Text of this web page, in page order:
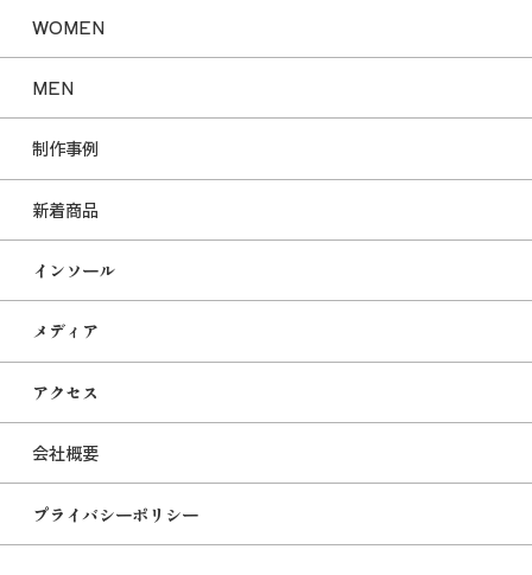
WOMEN
MEN
制作事例
新着商品
インソール
メディア
アクセス
会社概要
プライバシーポリシー